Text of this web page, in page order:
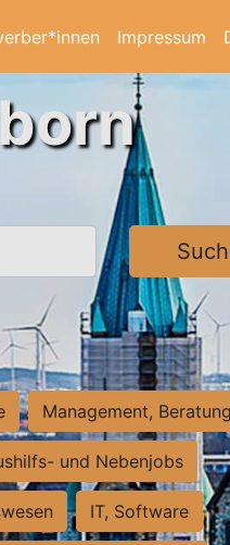
Impressum
Management, Beratung
und Nebenjobs
IT, Software